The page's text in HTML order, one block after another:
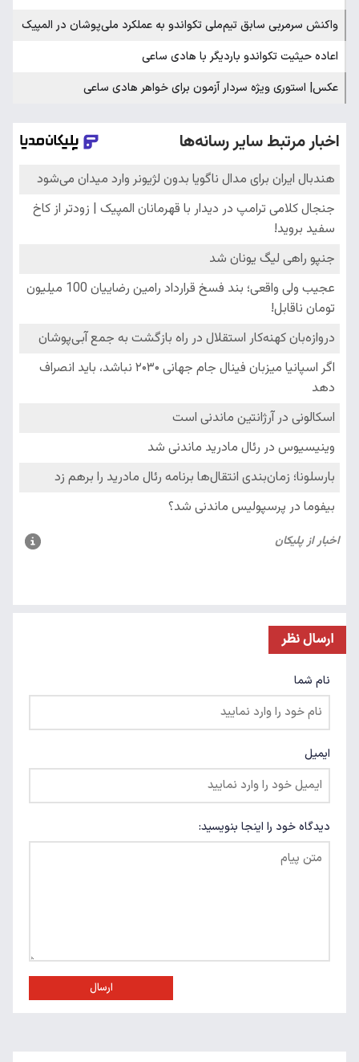
واکنش سرمربی سابق تیم‌ملی تکواندو به عملکرد ملی‌پوشان در المپیک
اعاده حیثیت تکواندو باردیگر با هادی ساعی
عکس| استوری ویژه سردار آزمون برای خواهر هادی ساعی
ارسال نظر
نام شما
ایمیل
دیدگاه خود را اینجا بنویسید:
ارسال